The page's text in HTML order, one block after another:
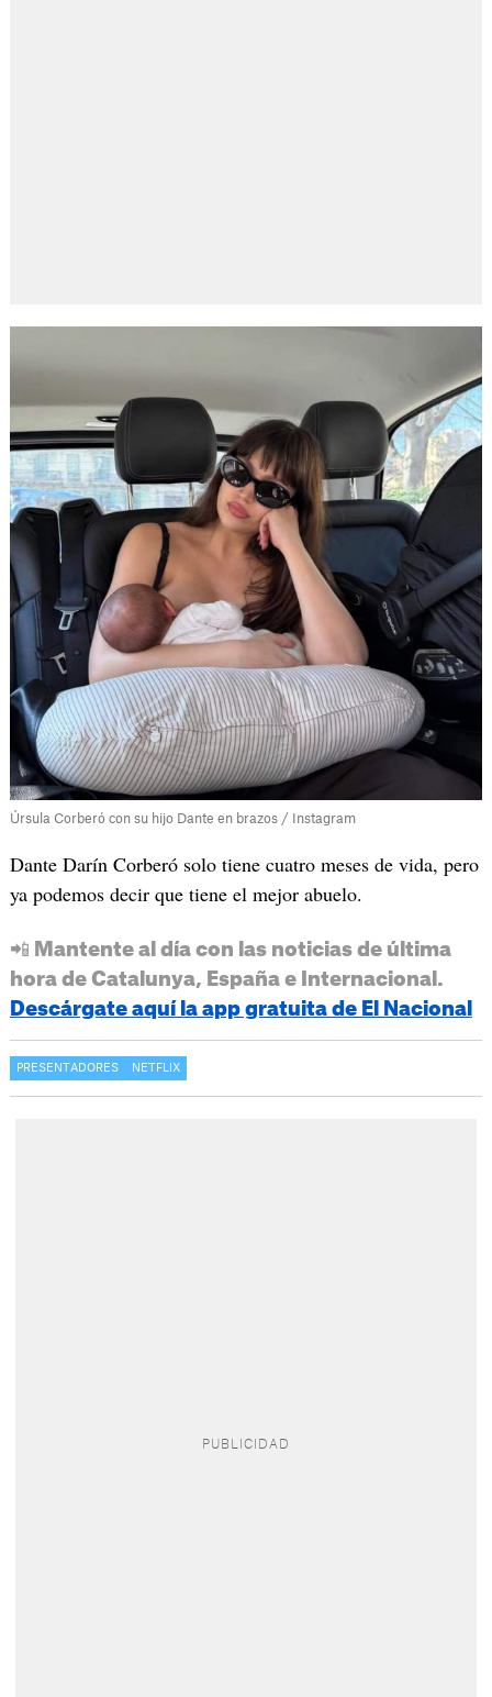
Úrsula Corberó con su hijo Dante en brazos / Instagram
Dante Darín Corberó solo tiene cuatro meses de vida, pero
ya podemos decir que tiene el mejor abuelo.
📲 Mantente al día con las noticias de última
hora de Catalunya, España e Internacional.
Descárgate aquí la app gratuita de El Nacional
PRESENTADORES NETFLIX